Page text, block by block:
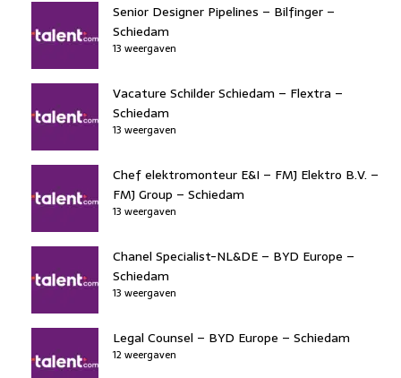
Senior Designer Pipelines – Bilfinger –
Schiedam
13 weergaven
Vacature Schilder Schiedam – Flextra –
Schiedam
13 weergaven
Chef elektromonteur E&I – FMJ Elektro B.V. –
FMJ Group – Schiedam
13 weergaven
Chanel Specialist-NL&DE – BYD Europe –
Schiedam
13 weergaven
Legal Counsel – BYD Europe – Schiedam
12 weergaven